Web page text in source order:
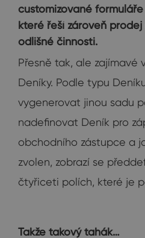
customizované
které řeší zároveň
odlišné činnosti.
Přesně tak, ale zajímavé
Deníky. Podle typu
vygenerovat jinou sadu
nadefinovat Deník pro
obchodního zástupce a
zvolen, zobrazí se
čtyřiceti polích, které je
Takže takový tahák…